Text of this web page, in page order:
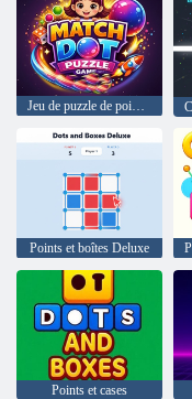
Jeu de puzzle de points de correspondance
Points et boîtes Deluxe
Points et cases